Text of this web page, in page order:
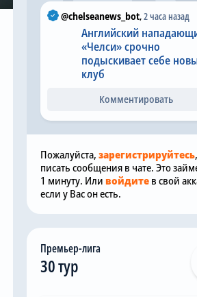
@chelseanews_bot,2 часа назад
Английский
«Челси» срочно
подыскивает себе
клуб
Комментировать
Пожалуйста, зарегистрируйтесь
писать сообщения в чате. Это
1 минуту. Или войдите в свой
если у Вас он есть.
Премьер-лига
30 тур